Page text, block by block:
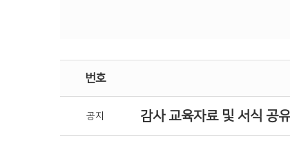
번호
공지 감사 교육자료 및 서식 공유